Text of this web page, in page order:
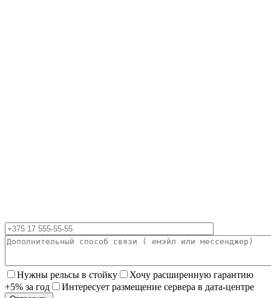
Нужны рельсы в стойку
Хочу расширенную гарантию
+5% за год
Интересует размещение сервера в дата-центре